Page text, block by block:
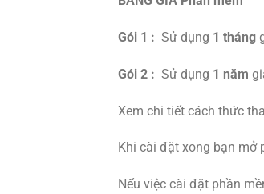
Gói 1 : Sử dụng 1 tháng
Gói 2 : Sử dụng 1 năm
Xem chi tiết cách thức
Khi cài đặt xong bạn mở
Nếu việc cài đặt phần